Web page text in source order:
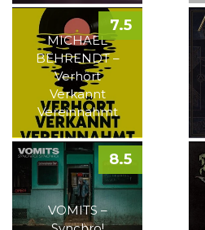
MICHAEL
BEHRENDT –
Verhört
Verkannt
Vereinnahmt
7.5
VOMITS –
8.5